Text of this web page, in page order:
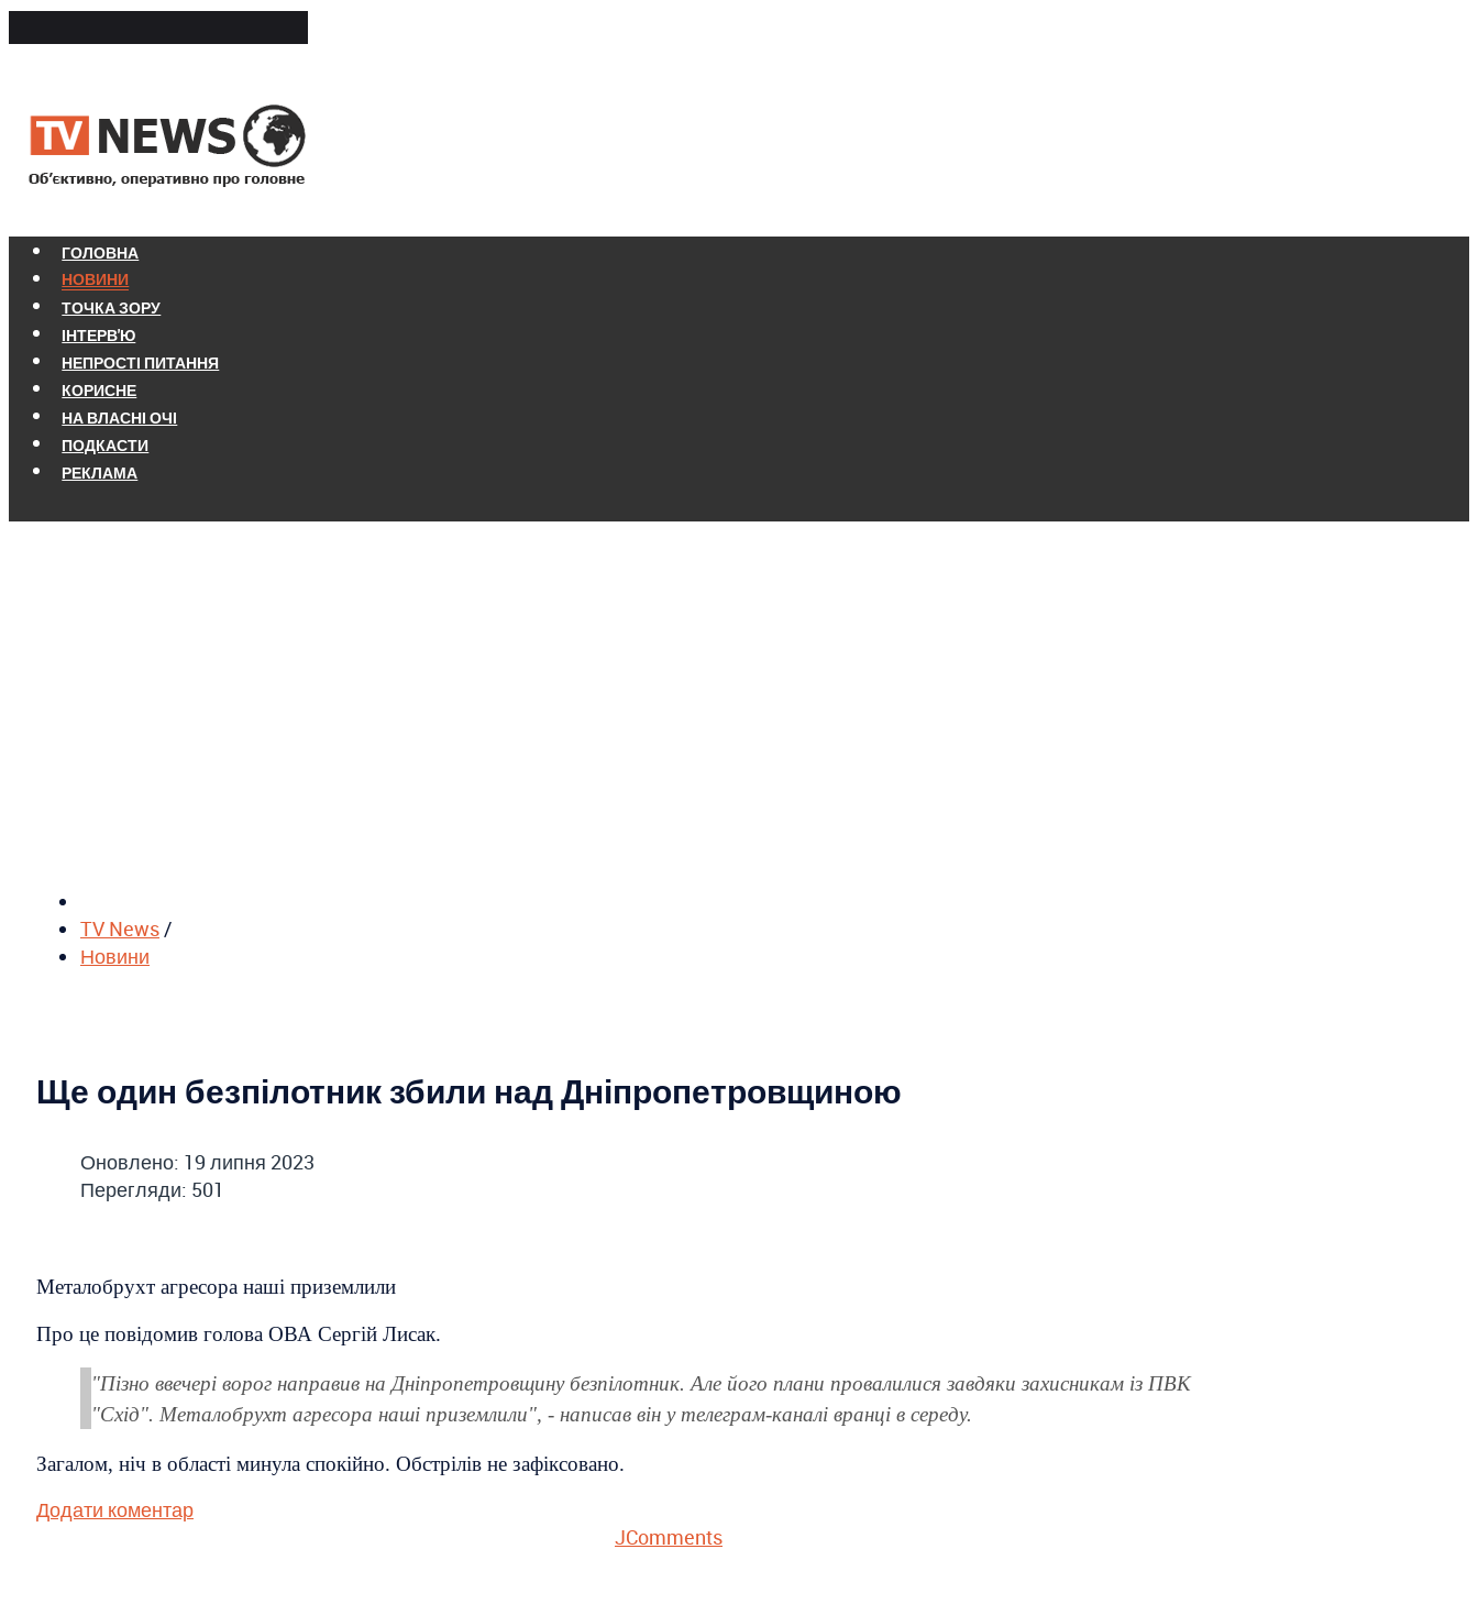
ГОЛОВНА
НОВИНИ
ТОЧКА ЗОРУ
ІНТЕРВ'Ю
НЕПРОСТІ ПИТАННЯ
КОРИСНЕ
НА ВЛАСНІ ОЧІ
ПОДКАСТИ
РЕКЛАМА
TV News /
Новини
Ще один безпілотник збили над Дніпропетровщиною
Оновлено: 19 липня 2023
Перегляди: 501
Металобрухт агресора наші приземлили
Про це повідомив голова ОВА Сергій Лисак.
"Пізно ввечері ворог направив на Дніпропетровщину безпілотник. Але його плани провалилися завдяки захисникам із ПВК
"Схід". Металобрухт агресора наші приземлили", - написав він у телеграм-каналі вранці в середу.
Загалом, ніч в області минула спокійно. Обстрілів не зафіксовано.
Додати коментар
JComments